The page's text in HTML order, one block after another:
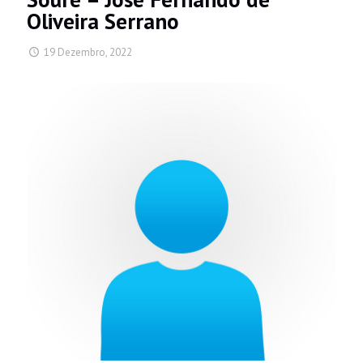
Oliveira Serrano
19 Dezembro, 2022